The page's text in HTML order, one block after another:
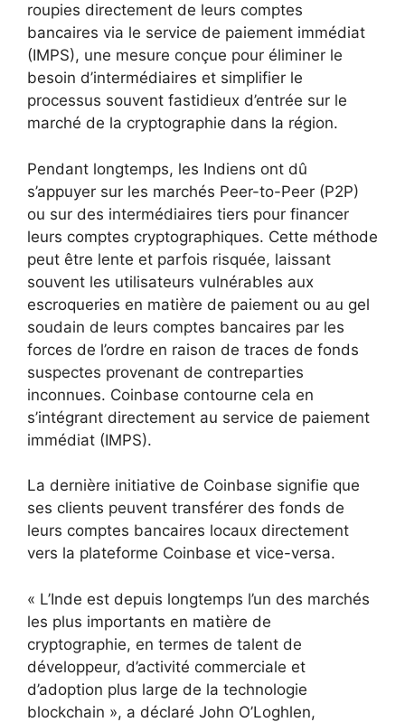
roupies directement de leurs comptes
bancaires via le service de paiement immédiat
(IMPS), une mesure conçue pour éliminer le
besoin d’intermédiaires et simplifier le
processus souvent fastidieux d’entrée sur le
marché de la cryptographie dans la région.
Pendant longtemps, les Indiens ont dû
s’appuyer sur les marchés Peer-to-Peer (P2P)
ou sur des intermédiaires tiers pour financer
leurs comptes cryptographiques. Cette méthode
peut être lente et parfois risquée, laissant
souvent les utilisateurs vulnérables aux
escroqueries en matière de paiement ou au gel
soudain de leurs comptes bancaires par les
forces de l’ordre en raison de traces de fonds
suspectes provenant de contreparties
inconnues. Coinbase contourne cela en
s’intégrant directement au service de paiement
immédiat (IMPS).
La dernière initiative de Coinbase signifie que
ses clients peuvent transférer des fonds de
leurs comptes bancaires locaux directement
vers la plateforme Coinbase et vice-versa.
« L’Inde est depuis longtemps l’un des marchés
les plus importants en matière de
cryptographie, en termes de talent de
développeur, d’activité commerciale et
d’adoption plus large de la technologie
blockchain », a déclaré John O’Loghlen,